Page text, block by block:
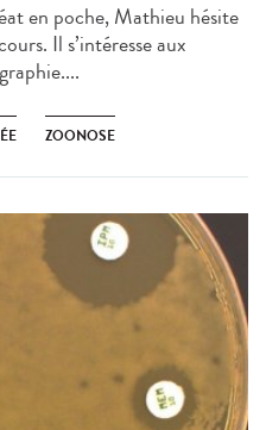
en poche, Mathieu hésite
Il s’intéresse aux
ZOONOSE